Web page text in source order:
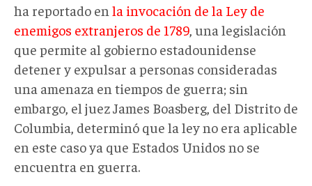
ha reportado en la invocación de la Ley de
enemigos extranjeros de 1789 , una legislación
que permite al gobierno estadounidense
detener y expulsar a personas consideradas
una amenaza en tiempos de guerra; sin
embargo, el juez James Boasberg, del Distrito de
Columbia, determinó que la ley no era aplicable
en este caso ya que Estados Unidos no se
encuentra en guerra.